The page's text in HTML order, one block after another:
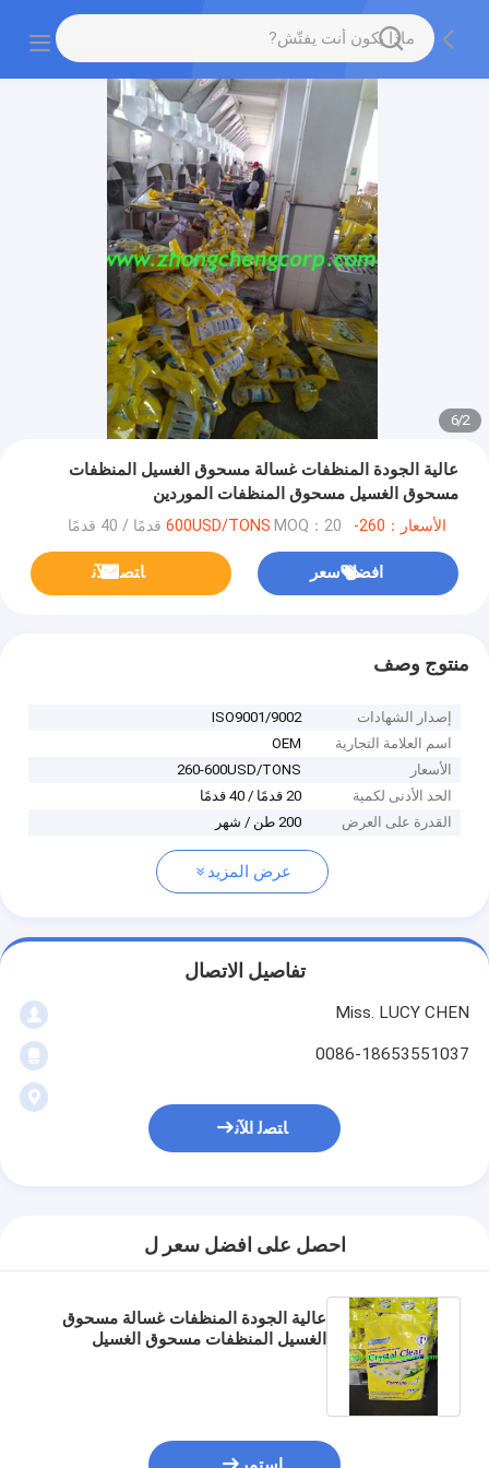
2
/
6
عالية الجودة المنظفات غسالة مسحوق الغسيل المنظفات
مسحوق الغسيل مسحوق المنظفات الموردين
الأسعار：260-600USD/TONS MOQ：20 قدمًا / 40 قدمًا
افضل سعر ﺎﺘﺼﻟ ﺍﻶﻧ
منتوج وصف
إصدار الشهادات
ISO9001/9002
اسم العلامة التجارية
OEM
الأسعار
260-600USD/TONS
الحد الأدنى لكمية
20 قدمًا / 40 قدمًا
القدرة على العرض
200 طن / شهر
عرض المزيد
تفاصيل الاتصال
Miss. LUCY CHEN
0086-18653551037
ﺎﺘﺼﻟ ﺍﻶﻧ
احصل على افضل سعر ل
عالية الجودة المنظفات غسالة مسحوق
الغسيل المنظفات مسحوق الغسيل